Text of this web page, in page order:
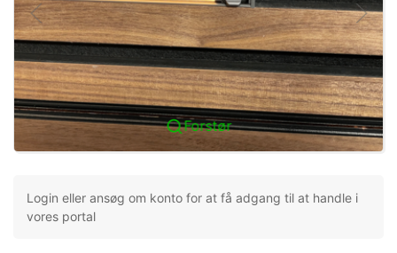
Forstør
Login eller ansøg om konto for at få adgang til at handle i
vores portal